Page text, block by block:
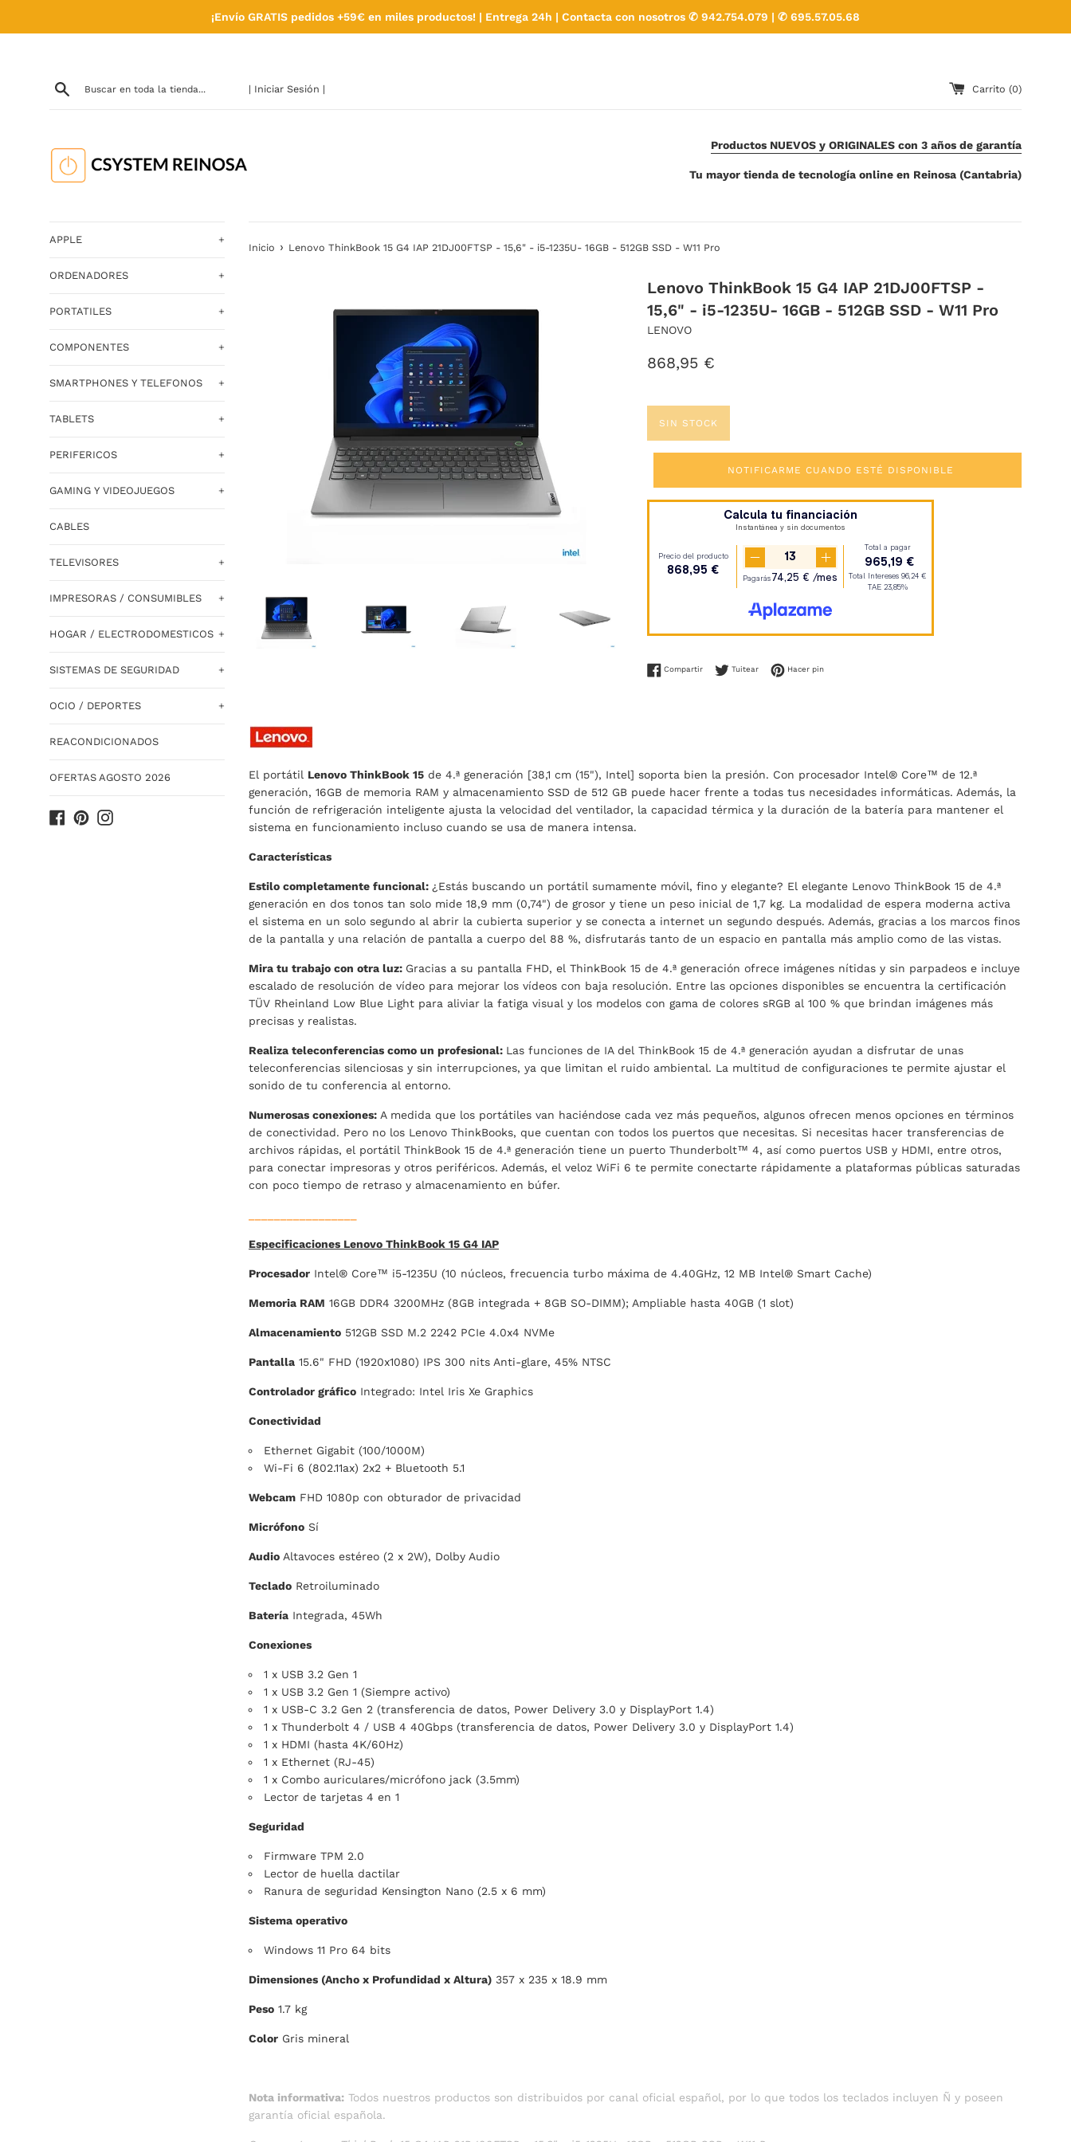
¡Envío GRATIS pedidos +59€ en miles productos! | Entrega 24h | Contacta con nosotros ✆ 942.754.079 | ✆ 695.57.05.68
| Iniciar Sesión | Carrito (0)
Productos NUEVOS y ORIGINALES con 3 años de garantía
Tu mayor tienda de tecnología online en Reinosa (Cantabria)
APPLE +
ORDENADORES +
PORTATILES +
COMPONENTES +
SMARTPHONES Y TELEFONOS +
TABLETS +
PERIFERICOS +
GAMING Y VIDEOJUEGOS +
CABLES
TELEVISORES +
IMPRESORAS / CONSUMIBLES +
HOGAR / ELECTRODOMESTICOS +
SISTEMAS DE SEGURIDAD +
OCIO / DEPORTES +
REACONDICIONADOS
OFERTAS AGOSTO 2026
Facebook
PinterestInstagram
Inicio › Lenovo ThinkBook 15 G4 IAP 21DJ00FTSP - 15,6" - i5-1235U- 16GB - 512GB SSD - W11 Pro
Lenovo ThinkBook 15 G4 IAP 21DJ00FTSP -
15,6" - i5-1235U- 16GB - 512GB SSD - W11 Pro
LENOVO
Precio
868,95 €
SIN STOCK
NOTIFICARME CUANDO ESTÉ DISPONIBLE
CompartirCompartir en Facebook
TuitearTuitear en Twitter
Hacer pinPinear en Pinterest
El portátil Lenovo ThinkBook 15 de 4.ª generación [38,1 cm (15"), Intel] soporta bien la presión. Con procesador Intel® Core™ de 12.ª
generación, 16GB de memoria RAM y almacenamiento SSD de 512 GB puede hacer frente a todas tus necesidades informáticas. Además, la
función de refrigeración inteligente ajusta la velocidad del ventilador, la capacidad térmica y la duración de la batería para mantener el
sistema en funcionamiento incluso cuando se usa de manera intensa.
Características
Estilo completamente funcional: ¿Estás buscando un portátil sumamente móvil, fino y elegante? El elegante Lenovo ThinkBook 15 de 4.ª
generación en dos tonos tan solo mide 18,9 mm (0,74") de grosor y tiene un peso inicial de 1,7 kg. La modalidad de espera moderna activa
el sistema en un solo segundo al abrir la cubierta superior y se conecta a internet un segundo después. Además, gracias a los marcos finos
de la pantalla y una relación de pantalla a cuerpo del 88 %, disfrutarás tanto de un espacio en pantalla más amplio como de las vistas.
Mira tu trabajo con otra luz: Gracias a su pantalla FHD, el ThinkBook 15 de 4.ª generación ofrece imágenes nítidas y sin parpadeos e incluye
escalado de resolución de vídeo para mejorar los vídeos con baja resolución. Entre las opciones disponibles se encuentra la certificación
TÜV Rheinland Low Blue Light para aliviar la fatiga visual y los modelos con gama de colores sRGB al 100 % que brindan imágenes más
precisas y realistas.
Realiza teleconferencias como un profesional: Las funciones de IA del ThinkBook 15 de 4.ª generación ayudan a disfrutar de unas
teleconferencias silenciosas y sin interrupciones, ya que limitan el ruido ambiental. La multitud de configuraciones te permite ajustar el
sonido de tu conferencia al entorno.
Numerosas conexiones: A medida que los portátiles van haciéndose cada vez más pequeños, algunos ofrecen menos opciones en términos
de conectividad. Pero no los Lenovo ThinkBooks, que cuentan con todos los puertos que necesitas. Si necesitas hacer transferencias de
archivos rápidas, el portátil ThinkBook 15 de 4.ª generación tiene un puerto Thunderbolt™ 4, así como puertos USB y HDMI, entre otros,
para conectar impresoras y otros periféricos. Además, el veloz WiFi 6 te permite conectarte rápidamente a plataformas públicas saturadas
con poco tiempo de retraso y almacenamiento en búfer.
Especificaciones Lenovo ThinkBook 15 G4 IAP
Procesador Intel® Core™ i5-1235U (10 núcleos, frecuencia turbo máxima de 4.40GHz, 12 MB Intel® Smart Cache)
Memoria RAM 16GB DDR4 3200MHz (8GB integrada + 8GB SO-DIMM); Ampliable hasta 40GB (1 slot)
Almacenamiento 512GB SSD M.2 2242 PCIe 4.0x4 NVMe
Pantalla 15.6" FHD (1920x1080) IPS 300 nits Anti-glare, 45% NTSC
Controlador gráfico Integrado: Intel Iris Xe Graphics
Conectividad
Ethernet Gigabit (100/1000M)
Wi-Fi 6 (802.11ax) 2x2 + Bluetooth 5.1
Webcam FHD 1080p con obturador de privacidad
Micrófono Sí
Audio Altavoces estéreo (2 x 2W), Dolby Audio
Teclado Retroiluminado
Batería Integrada, 45Wh
Conexiones
1 x USB 3.2 Gen 1
1 x USB 3.2 Gen 1 (Siempre activo)
1 x USB-C 3.2 Gen 2 (transferencia de datos, Power Delivery 3.0 y DisplayPort 1.4)
1 x Thunderbolt 4 / USB 4 40Gbps (transferencia de datos, Power Delivery 3.0 y DisplayPort 1.4)
1 x HDMI (hasta 4K/60Hz)
1 x Ethernet (RJ-45)
1 x Combo auriculares/micrófono jack (3.5mm)
Lector de tarjetas 4 en 1
Seguridad
Firmware TPM 2.0
Lector de huella dactilar
Ranura de seguridad Kensington Nano (2.5 x 6 mm)
Sistema operativo
Windows 11 Pro 64 bits
Dimensiones (Ancho x Profundidad x Altura) 357 x 235 x 18.9 mm
Peso 1.7 kg
Color Gris mineral
Nota informativa: Todos nuestros productos son distribuidos por canal oficial español, por lo que todos los teclados incluyen Ñ y poseen
garantía oficial española.